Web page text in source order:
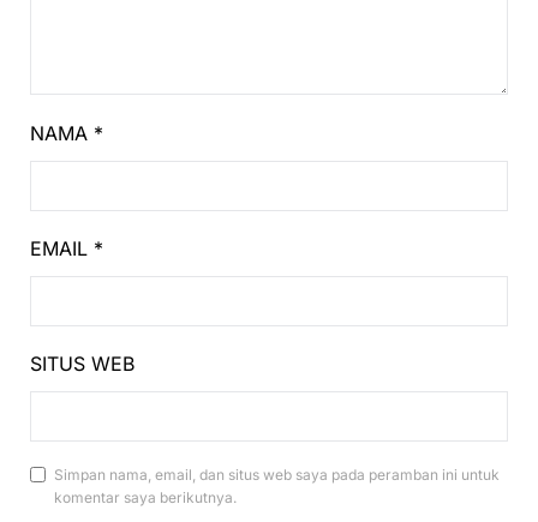
NAMA *
EMAIL *
SITUS WEB
Simpan nama, email, dan situs web saya pada peramban ini untuk
komentar saya berikutnya.